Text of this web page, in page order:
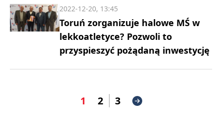
Toruń zorganizuje halowe MŚ w
lekkoatletyce? Pozwoli to
przyspieszyć pożądaną inwestycję
2022-12-20, 13:45
1 2 3